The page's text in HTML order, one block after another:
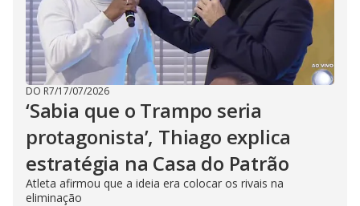
DO R7/17/07/2026
‘Sabia que o Trampo seria
protagonista’, Thiago explica
estratégia na Casa do Patrão
Atleta afirmou que a ideia era colocar os rivais na
eliminação